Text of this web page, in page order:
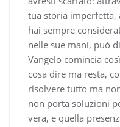
tua storia imperfetta,
hai sempre
nelle sue mani, può
Vangelo comincia
cosa dire ma resta,
risolvere tutto ma
non porta soluzioni
vera, e quella